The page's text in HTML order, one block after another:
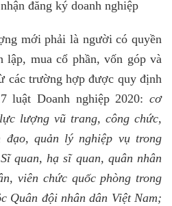
đăng ký doanh nghiệp
mới phải là người có quyền
lập, mua cổ phần, vốn góp và
các trường hợp được quy định
luật Doanh nghiệp 2020: cơ
lượng vũ trang, công chức,
quản lý nghiệp vụ trong
quan, hạ sĩ quan, quân nhân
viên chức quốc phòng trong
Quân đội nhân dân Việt Nam;